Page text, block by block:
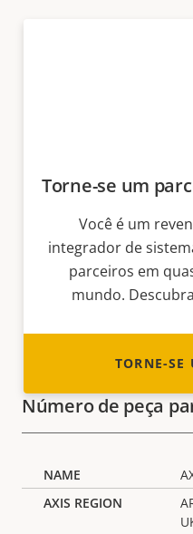
Torne-se um
Você é um
integrador de
parceiros em
mundo.
TORNE-SE
Número de peça